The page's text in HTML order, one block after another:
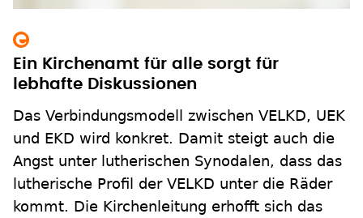
Ein Kirchenamt für alle sorgt für
lebhafte Diskussionen
Das Verbindungsmodell zwischen VELKD, UEK
und EKD wird konkret. Damit steigt auch die
Angst unter lutherischen Synodalen, dass das
lutherische Profil der VELKD unter die Räder
kommt. Die Kirchenleitung erhofft sich das
Gegenteil.